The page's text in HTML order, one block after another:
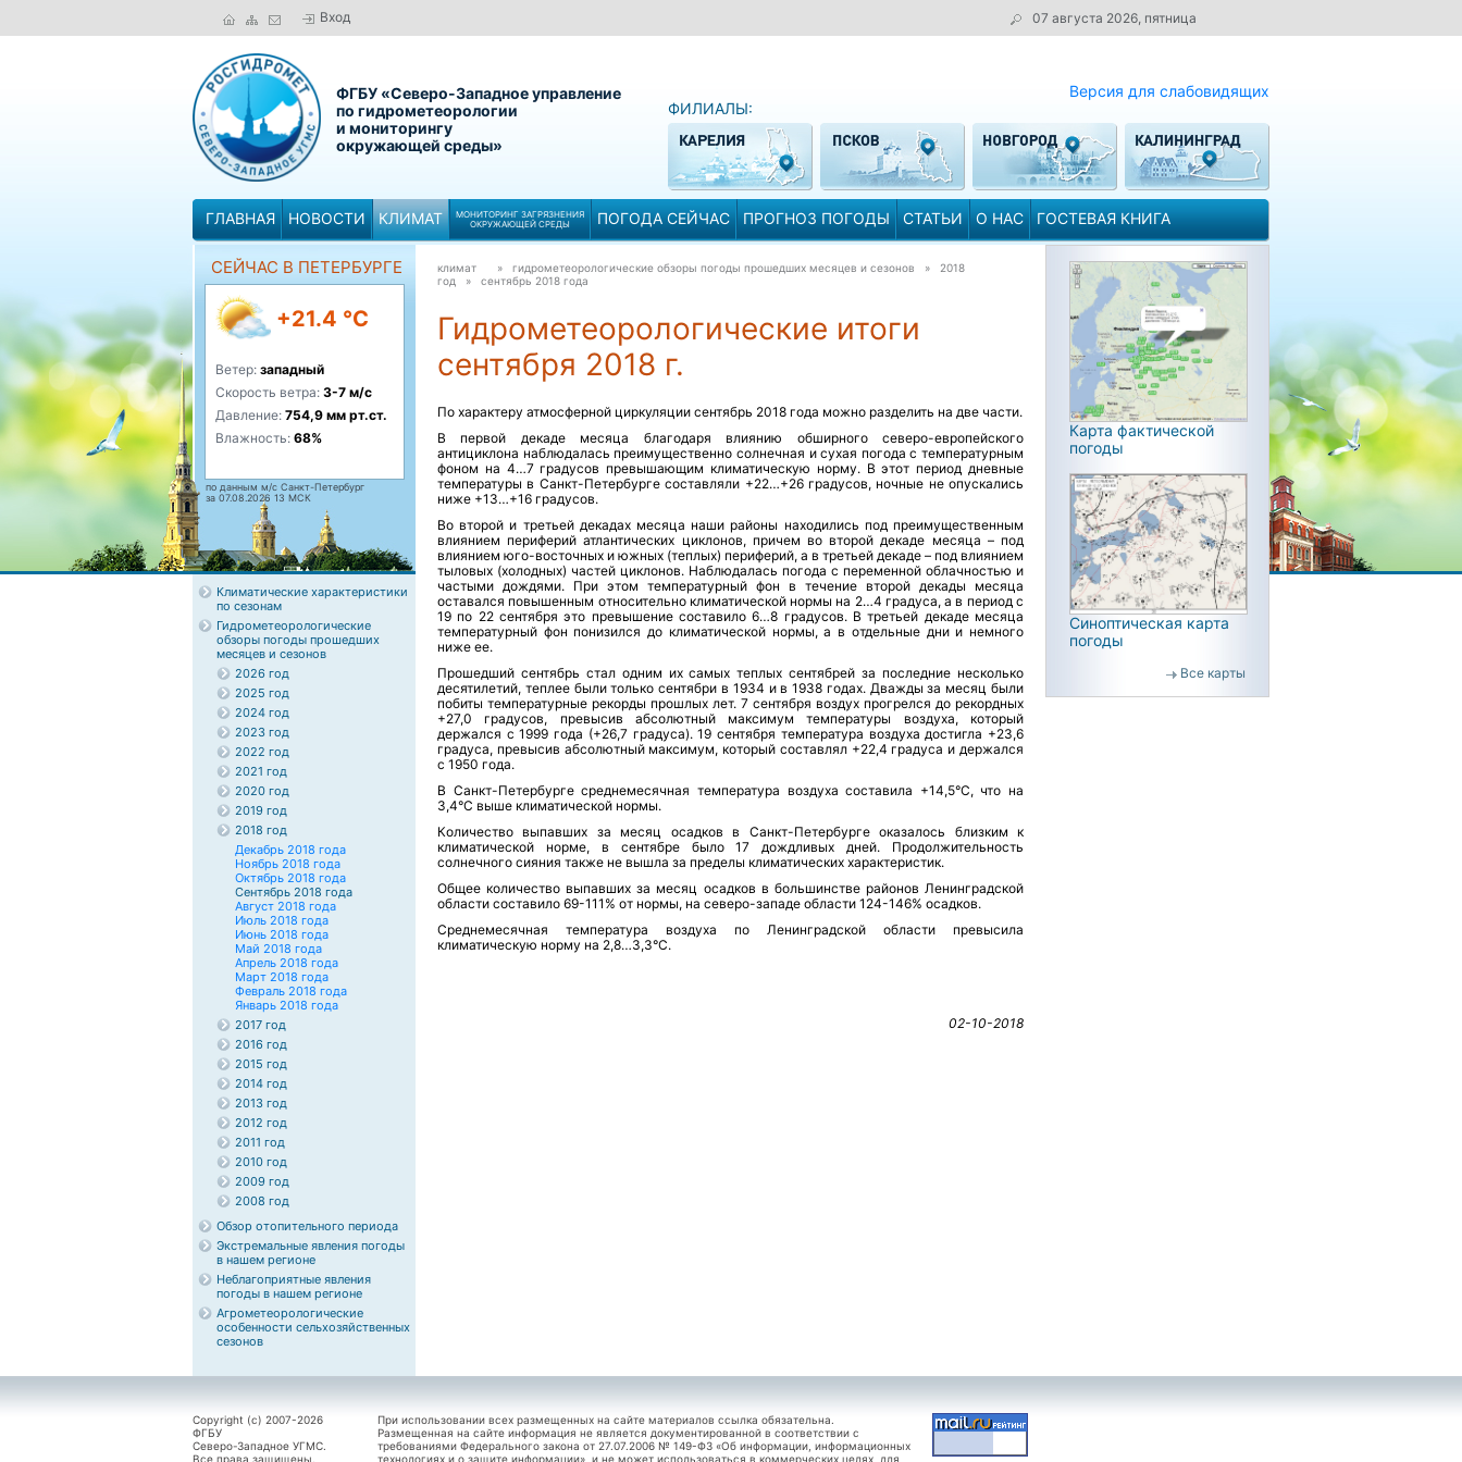
Вход 07 августа 2026, пятница
ФГБУ «Северо-Западное управление
по гидрометеорологии
и мониторингу
окружающей среды»
Версия для слабовидящих
ФИЛИАЛЫ:
ГЛАВНАЯ НОВОСТИ КЛИМАТ
МОНИТОРИНГ ЗАГРЯЗНЕНИЯ
ОКРУЖАЮЩЕЙ СРЕДЫ
ПОГОДА СЕЙЧАС ПРОГНОЗ ПОГОДЫ СТАТЬИ О НАС ГОСТЕВАЯ КНИГА
СЕЙЧАС В ПЕТЕРБУРГЕ
+21.4 °C
Ветер: западный
Скорость ветра: 3-7 м/с
Давление: 754,9 мм рт.ст.
Влажность: 68%
по данным м/с Санкт-Петербург
за 07.08.2026 13 МСК
Климатические характеристики
по сезонам
Гидрометеорологические
обзоры погоды прошедших
месяцев и сезонов
2026 год
2025 год
2024 год
2023 год
2022 год
2021 год
2020 год
2019 год
2018 год
Декабрь 2018 года
Ноябрь 2018 года
Октябрь 2018 года
Сентябрь 2018 года
Август 2018 года
Июль 2018 года
Июнь 2018 года
Май 2018 года
Апрель 2018 года
Март 2018 года
Февраль 2018 года
Январь 2018 года
2017 год
2016 год
2015 год
2014 год
2013 год
2012 год
2011 год
2010 год
2009 год
2008 год
Обзор отопительного периода
Экстремальные явления погоды
в нашем регионе
Неблагоприятные явления
погоды в нашем регионе
Агрометеорологические
особенности сельхозяйственных
сезонов
климат
» гидрометеорологические обзоры погоды прошедших месяцев и сезонов » 2018
год » сентябрь 2018 года
Гидрометеорологические итоги
сентября 2018 г.
По характеру атмосферной циркуляции сентябрь 2018 года можно разделить на две части.
В первой декаде месяца благодаря влиянию обширного северо-европейского
антициклона наблюдалась преимущественно солнечная и сухая погода с температурным
фоном на 4…7 градусов превышающим климатическую норму. В этот период дневные
температуры в Санкт-Петербурге составляли +22…+26 градусов, ночные не опускались
ниже +13…+16 градусов.
Во второй и третьей декадах месяца наши районы находились под преимущественным
влиянием периферий атлантических циклонов, причем во второй декаде месяца – под
влиянием юго-восточных и южных (теплых) периферий, а в третьей декаде – под влиянием
тыловых (холодных) частей циклонов. Наблюдалась погода с переменной облачностью и
частыми дождями. При этом температурный фон в течение второй декады месяца
оставался повышенным относительно климатической нормы на 2…4 градуса, а в период с
19 по 22 сентября это превышение составило 6…8 градусов. В третьей декаде месяца
температурный фон понизился до климатической нормы, а в отдельные дни и немного
ниже ее.
Прошедший сентябрь стал одним их самых теплых сентябрей за последние несколько
десятилетий, теплее были только сентябри в 1934 и в 1938 годах. Дважды за месяц были
побиты температурные рекорды прошлых лет. 7 сентября воздух прогрелся до рекордных
+27,0 градусов, превысив абсолютный максимум температуры воздуха, который
держался с 1999 года (+26,7 градуса). 19 сентября температура воздуха достигла +23,6
градуса, превысив абсолютный максимум, который составлял +22,4 градуса и держался
с 1950 года.
В Санкт-Петербурге среднемесячная температура воздуха составила +14,5°С, что на
3,4°С выше климатической нормы.
Количество выпавших за месяц осадков в Санкт-Петербурге оказалось близким к
климатической норме, в сентябре было 17 дождливых дней. Продолжительность
солнечного сияния также не вышла за пределы климатических характеристик.
Общее количество выпавших за месяц осадков в большинстве районов Ленинградской
области составило 69-111% от нормы, на северо-западе области 124-146% осадков.
Среднемесячная температура воздуха по Ленинградской области превысила
климатическую норму на 2,8…3,3°С.
02-10-2018
Карта фактической
погоды
Синоптическая карта
погоды
Все карты
Copyright (c) 2007-2026
ФГБУ
Северо-Западное УГМС.
Все права защищены.
При использовании всех размещенных на сайте материалов ссылка обязательна.
Размещенная на сайте информация не является документированной в соответствии с
требованиями Федерального закона от 27.07.2006 № 149-ФЗ «Об информации, информационных
технологиях и о защите информации», и не может использоваться в коммерческих целях, для